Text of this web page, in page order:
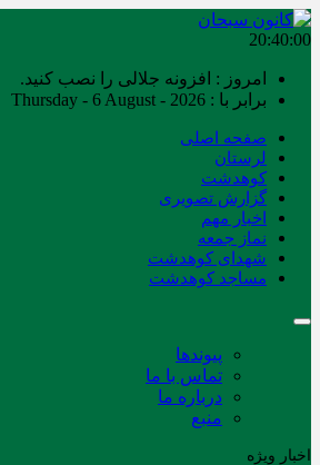
20:40:00
امروز : افزونه جلالی را نصب کنید.
برابر با : Thursday - 6 August - 2026
صفحه اصلی
لرستان
کوهدشت
گزارش تصویری
اخبار مهم
نماز جمعه
شهدای کوهدشت
مساجد کوهدشت
پیوندها
تماس با ما
درباره ما
منبع
اخبار ویژه